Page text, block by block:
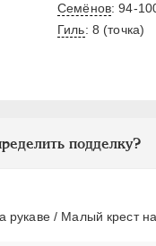
Семёнов: 94-
Гиль: 8 (точка)
подделку?
рукаве / Малый крест